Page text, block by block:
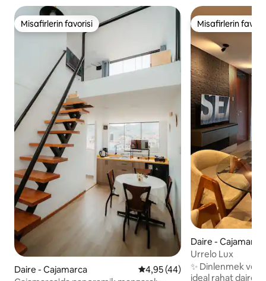
Misafirlerin favorisi
Misafirlerin favorisi
Daire - Cajamarca 5 üzerinden ortalama 4,95
4,95 (44)
Misafirlerin
Misafirlerin
Daire - Cajamarca
Urrelo Lux
✨ Dinlenmek ve
ideal rahat daire ✨